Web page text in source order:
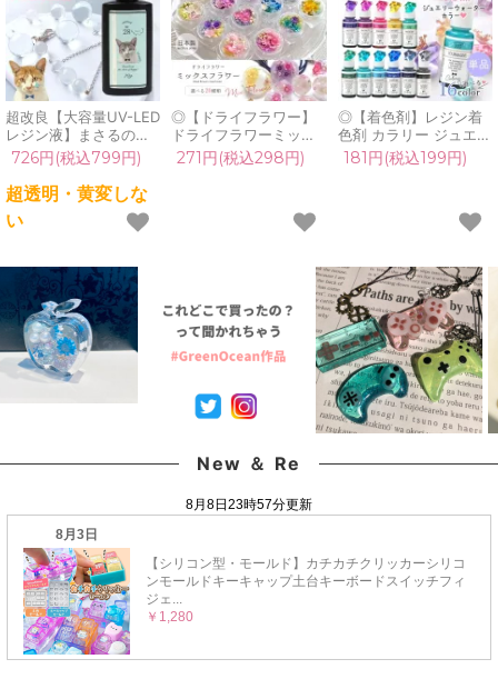
超改良【大容量UV-LED
レジン液】まさるの涙
ver.03 超透明 70g 初心
者 作家 コーティング
ハード 黄変しない 高品
質 クリア 猫 UVレジン
液 安い おすすめ
726円(税込799円)
超透明・黄変しな
い
◎【ドライフラワー】
ドライフラワーミック
ス 日本製 ハーバリウム
ハーバリューム プリザ
花材 小花 本物 パーツ
271円(税込298円)
◎【着色剤】レジン着
色剤 カラリー ジュエリ
ーウォーターカラー 単
品 レジン着色料 定番
GreenOceanオリジナ
181円(税込199円)
New ＆ Re